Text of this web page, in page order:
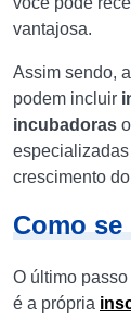
vantajosa.
Assim sendo,
podem incluir
incubadoras
crescimento
Como
O último
é a própria